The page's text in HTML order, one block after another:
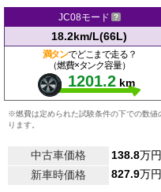
JC08モード
18.2km/L(66L)
満タンでどこまで走る？
（燃費×タンク容量）
1201.2 km
※燃費は定められた試験条件の下での数値
ります。
中古車価格 138.8万
新車時価格
827.9万